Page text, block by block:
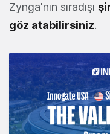
Zynga'nın sıradışı
göz atabilirsiniz.